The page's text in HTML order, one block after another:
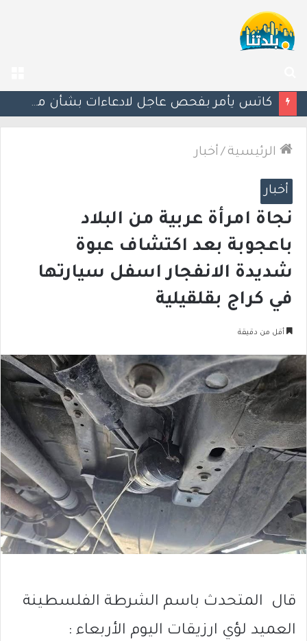
عن
إستعدوا : موجة حر جديدة تضرب البلاد
الرئيسية / أخبار
أخبار
نجاة امرأة عربية من البلاد
باعجوبة بعد اكتشاف عبوة
شديدة الانفجار اسفل سيارتها
في كراج بقلقيلية
أقل من دقيقة
قال المتحدث باسم الشرطة الفلسطينة
العميد لؤي ارزيقات اليوم الأربعاء :